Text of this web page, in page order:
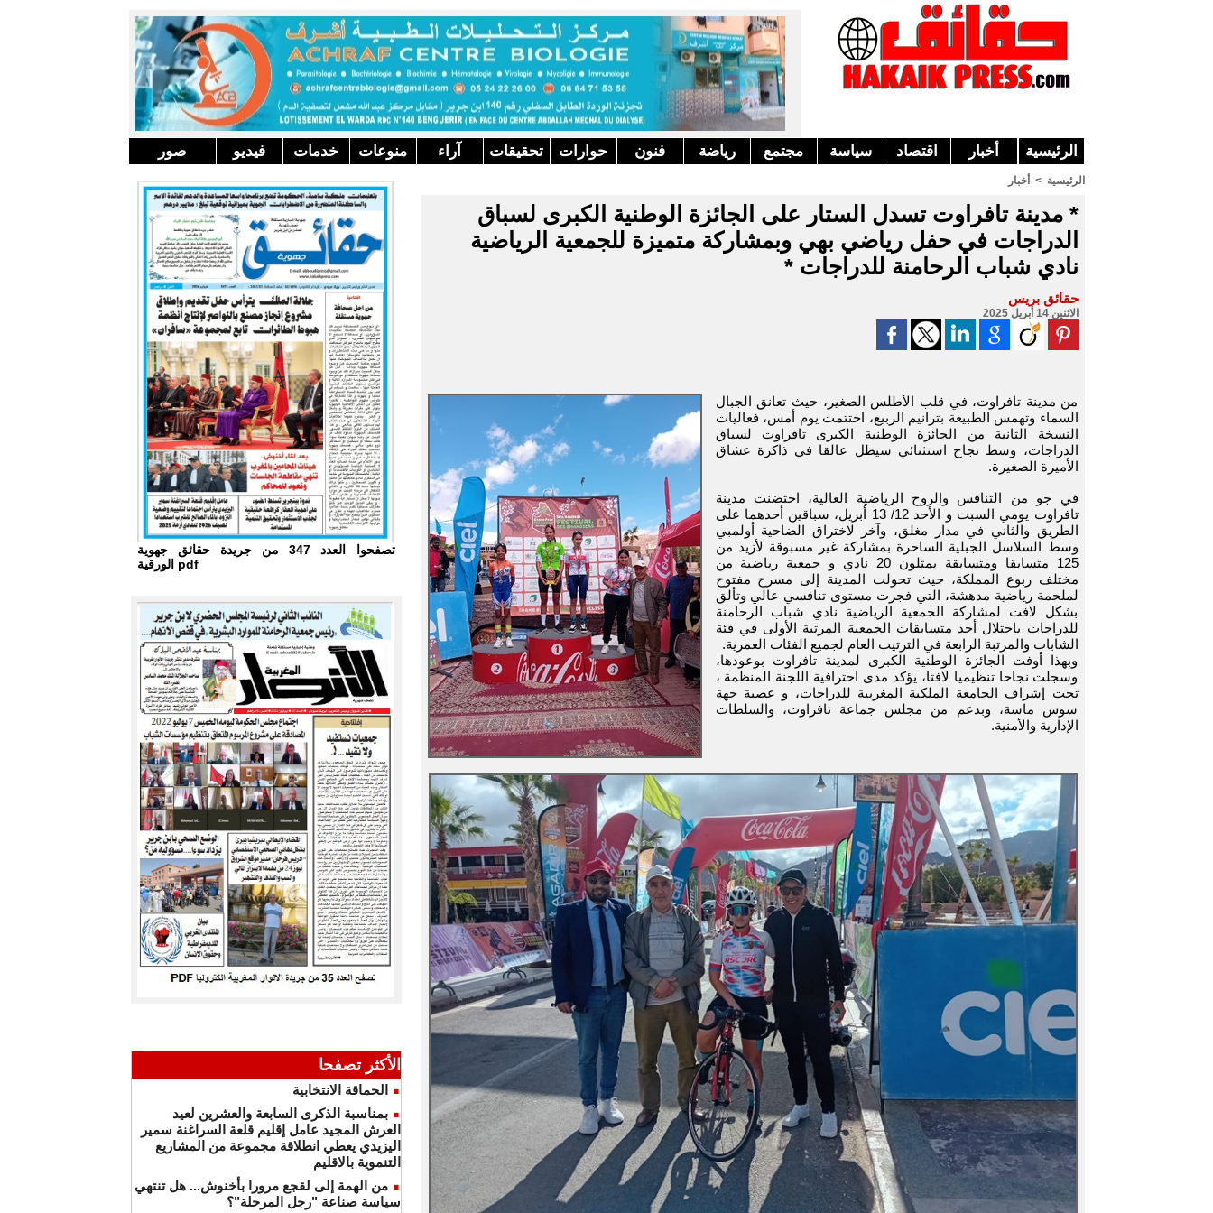
الرئيسية أخبار اقتصاد سياسة مجتمع رياضة فنون حوارات تحقيقات آراء منوعات خدمات فيديو صور
تصفحوا العدد 347 من جريدة حقائق جهوية
الورقية pdf
الأكثر تصفحا
الحماقة الانتخابية
بمناسبة الذكرى السابعة والعشرين لعيد
العرش المجيد عامل إقليم قلعة السراغنة سمير
اليزيدي يعطي انطلاقة مجموعة من المشاريع
التنموية بالاقليم
من الهمة إلى لقجع مرورا بأخنوش... هل تنتهي
سياسة صناعة "رجل المرحلة"؟
الرئيسية > أخبار
* مدينة تافراوت تسدل الستار على الجائزة الوطنية الكبرى لسباق
الدراجات في حفل رياضي بهي وبمشاركة متميزة للجمعية الرياضية
نادي شباب الرحامنة للدراجات *
حقائق بريس
الاثنين 14 أبريل 2025
من مدينة تافراوت، في قلب الأطلس الصغير، حيث تعانق الجبال
السماء وتهمس الطبيعة بترانيم الربيع، اختتمت يوم أمس، فعاليات
النسخة الثانية من الجائزة الوطنية الكبرى تافراوت لسباق
الدراجات، وسط نجاح استثنائي سيظل عالقا في ذاكرة عشاق
الأميرة الصغيرة.
في جو من التنافس والروح الرياضية العالية، احتضنت مدينة
تافراوت يومي السبت و الأحد 12/ 13 أبريل، سباقين أحدهما على
الطريق والثاني في مدار مغلق، وآخر لاختراق الضاحية أولمبي
وسط السلاسل الجبلية الساحرة بمشاركة غير مسبوقة لأزيد من
125 متسابقا ومتسابقة يمثلون 20 نادي و جمعية رياضية من
مختلف ربوع المملكة، حيث تحولت المدينة إلى مسرح مفتوح
لملحمة رياضية مدهشة، التي فجرت مستوى تنافسي عالي وتألق
بشكل لافت لمشاركة الجمعية الرياضية نادي شباب الرحامنة
للدراجات باحتلال أحد متسابقات الجمعية المرتبة الأولى في فئة
الشابات والمرتبة الرابعة في الترتيب العام لجميع الفئات العمرية.
وبهذا أوفت الجائزة الوطنية الكبرى لمدينة تافراوت بوعودها،
وسجلت نجاحا تنظيميا لافتا، يؤكد مدى احترافية اللجنة المنظمة ،
تحت إشراف الجامعة الملكية المغربية للدراجات، و عصبة جهة
سوس ماسة، وبدعم من مجلس جماعة تافراوت، والسلطات
الإدارية والأمنية.